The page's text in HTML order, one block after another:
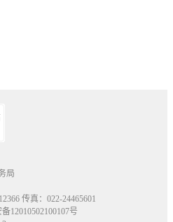
局
传真：022-24465601
12010502100107号